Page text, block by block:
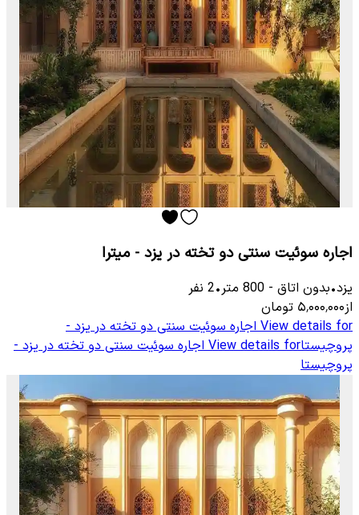
اجاره سوئیت سنتی دو تخته در یزد - میترا
یزد•بدون اتاق -
800 متر•
2 نفر
از۵٬۰۰۰٬۰۰۰ تومان
View details for اجاره سوئیت سنتی دو تخته در یزد -
پروچیستاView details for اجاره سوئیت سنتی دو تخته در یزد -
پروچیستا